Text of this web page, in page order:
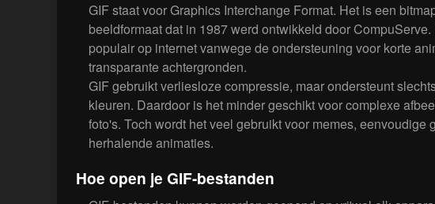
GIF staat voor Graphics Interchange Format. Het is een
beeldformaat dat in 1987 werd ontwikkeld door CompuServe.
populair op internet vanwege de ondersteuning voor korte
transparante achtergronden.
GIF gebruikt verliesloze compressie, maar ondersteunt
kleuren. Daardoor is het minder geschikt voor complexe
foto's. Toch wordt het veel gebruikt voor memes, eenvoudige
herhalende animaties.
Hoe open je GIF-bestanden